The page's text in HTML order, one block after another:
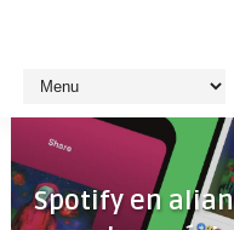
Spotify en